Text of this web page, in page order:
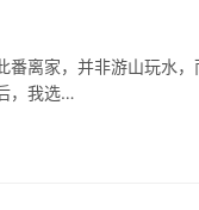
离家，并非游山玩水
，我选…